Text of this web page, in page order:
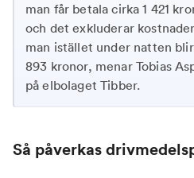
man får betala cirka 1 421
och det exkluderar
man istället under natten
893 kronor, menar Tobias
på elbolaget Tibber.
Så påverkas